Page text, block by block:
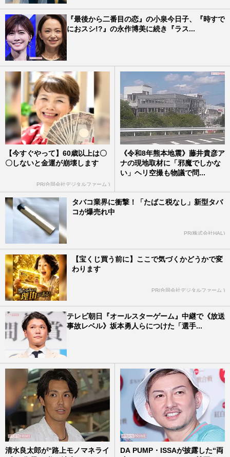
『最後から二番目の恋』の小泉今日子、『時すで
におスシ!?』の永作博美に続き『ラス...
【今すぐやって】60歳以上は〇
〇しないと金運が崩壊します
PR(合同会社デジタルファーム )
《令和8年熊本地震》藤井貴彦ア
ナの現地取材に「邪魔でしかな
い」ヘリ空撮も物議で問...
タバコ業界に衝撃！「たばこ税なし」新型タバ
コが爆売れ中
PR(株式会社HAL)
【宝くじ買う前に】ここで気づくかどうかで変
わります
PR(合同会社デジタルファーム )
テレビ朝日『オールスターゲーム』中継で《放送
事故レベル》坂本勇人らにつけた「選手...
清水良太郎が“路上モノマネライ
DA PUMP・ISSAが披露した“両